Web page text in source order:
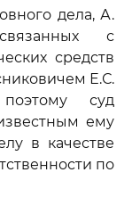
дела, А.
с
средств
Е.С.
суд
ему
в качестве
по